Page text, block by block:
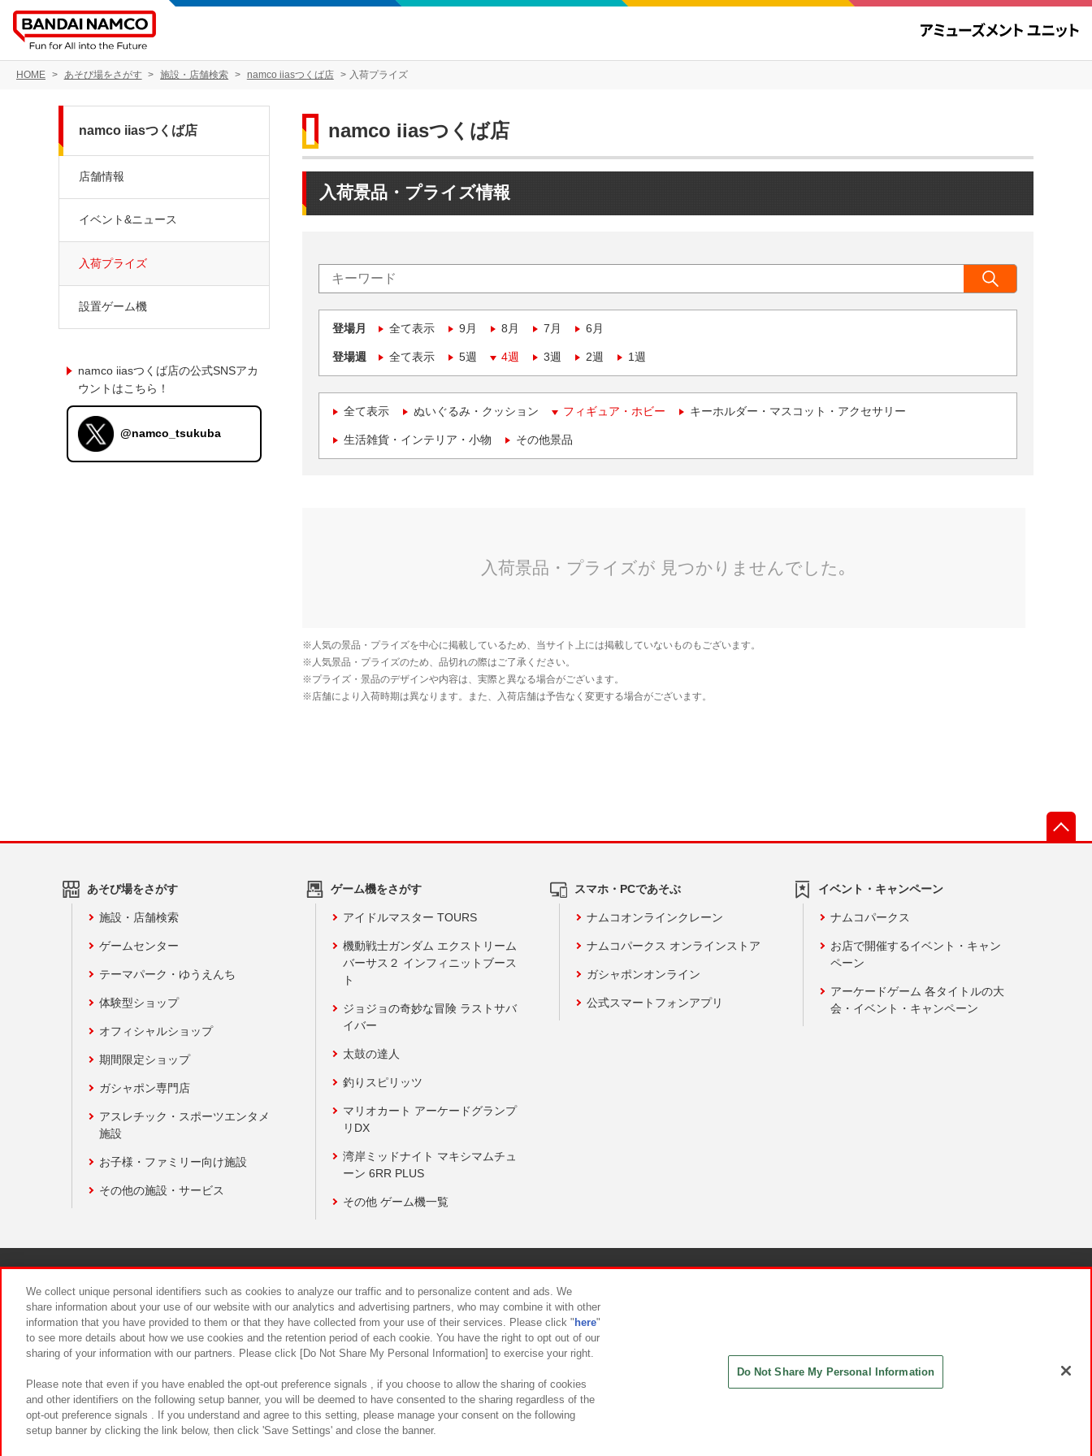
HOME あそび場をさがす 施設・店舗検索 namco iiasつくば店 入荷プライズ
namco iiasつくば店
入荷景品・プライズ情報
登場月 全て表示 9月 8月 7月 6月
登場週 全て表示 5週 4週 3週 2週 1週
全て表示 ぬいぐるみ・クッション フィギュア・ホビー キーホルダー・マスコット・アクセサリー
生活雑貨・インテリア・小物 その他景品
namco iiasつくば店
店舗情報
イベント&ニュース
入荷プライズ
設置ゲーム機
namco iiasつくば店の公式SNSアカ
ウントはこちら！
@namco_tsukuba
あそび場をさがす
施設・店舗検索
ゲームセンター
テーマパーク・ゆうえんち
体験型ショップ
オフィシャルショップ
期間限定ショップ
ガシャポン専門店
アスレチック・スポーツエンタメ
施設
お子様・ファミリー向け施設
その他の施設・サービス
ゲーム機をさがす
アイドルマスター TOURS
機動戦士ガンダム エクストリーム
バーサス２ インフィニットブース
ト
ジョジョの奇妙な冒険 ラストサバ
イバー
太鼓の達人
釣りスピリッツ
マリオカート アーケードグランプ
リDX
湾岸ミッドナイト マキシマムチュ
ーン 6RR PLUS
その他 ゲーム機一覧
スマホ・PCであそぶ
ナムコオンラインクレーン
ナムコパークス オンラインストア
ガシャポンオンライン
公式スマートフォンアプリ
イベント・キャンペーン
ナムコパークス
お店で開催するイベント・キャン
ペーン
アーケードゲーム 各タイトルの大
会・イベント・キャンペーン
食品のご提供について カスタマーハラスメント対応方針
We collect unique personal identifiers such as cookies to analyze our traffic and to personalize content and ads. We
share information about your use of our website with our analytics and advertising partners, who may combine it with other
information that you have provided to them or that they have collected from your use of their services. Please click " here"
to see more details about how we use cookies and the retention period of each cookie. You have the right to opt out of our
sharing of your information with our partners. Please click [Do Not Share My Personal Information] to exercise your right.
Please note that even if you have enabled the opt-out preference signals , if you choose to allow the sharing of cookies
and other identifiers on the following setup banner, you will be deemed to have consented to the sharing regardless of the
opt-out preference signals . If you understand and agree to this setting, please manage your consent on the following
setup banner by clicking the link below, then click 'Save Settings' and close the banner.
Do Not Share My Personal Information